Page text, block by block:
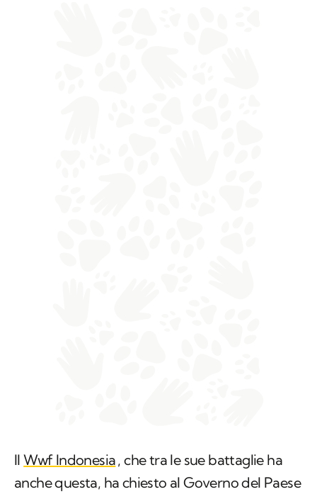
IlWwf Indonesia, che tra le sue battaglie ha
anche questa, ha chiesto al Governo del Paese